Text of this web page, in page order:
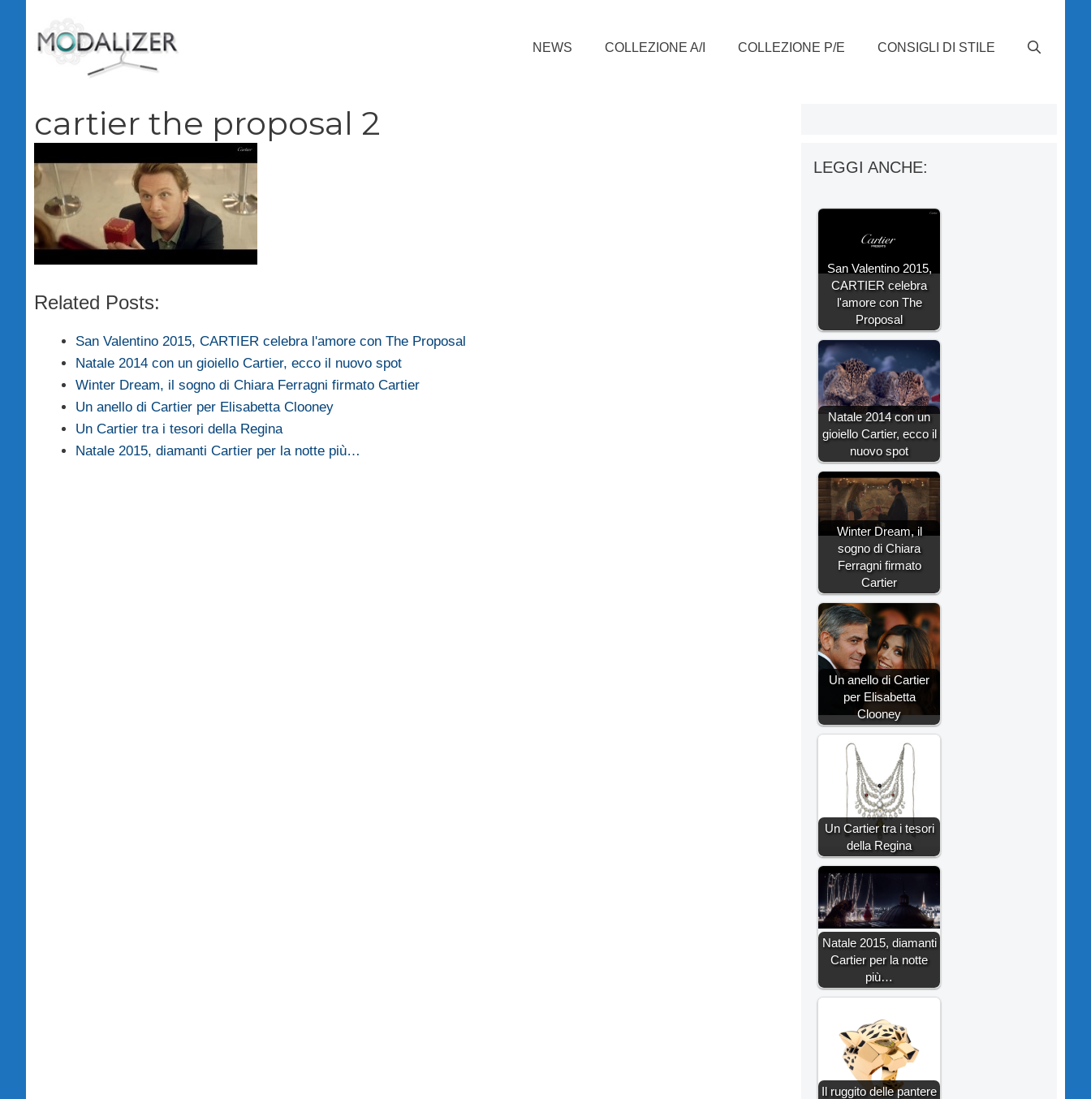
contenuto
NEWS COLLEZIONE A/I COLLEZIONE P/E CONSIGLI DI STILE
cartier the proposal 2
Related Posts:
San Valentino 2015, CARTIER celebra l'amore con The Proposal
Natale 2014 con un gioiello Cartier, ecco il nuovo spot
Winter Dream, il sogno di Chiara Ferragni firmato Cartier
Un anello di Cartier per Elisabetta Clooney
Un Cartier tra i tesori della Regina
Natale 2015, diamanti Cartier per la notte più…
LEGGI ANCHE:
San Valentino 2015,
CARTIER celebra
l'amore con The
Proposal
Natale 2014 con un
gioiello Cartier, ecco il
nuovo spot
Winter Dream, il
sogno di Chiara
Ferragni firmato
Cartier
Un anello di Cartier
per Elisabetta
Clooney
Un Cartier tra i tesori
della Regina
Natale 2015, diamanti
Cartier per la notte
più…
Il ruggito delle pantere